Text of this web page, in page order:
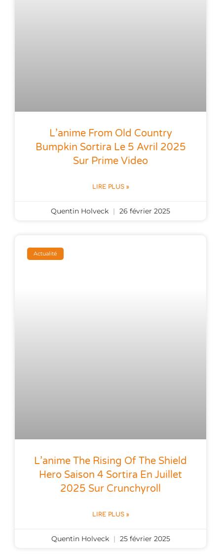
L’anime From Old Country
Bumpkin Sortira Le 5 Avril 2025
Sur Prime Video
LIRE PLUS »
Quentin Holveck 26 février 2025
Actualité
L’anime The Rising Of The Shield
Hero Saison 4 Sortira En Juillet
2025 Sur Crunchyroll
LIRE PLUS »
Quentin Holveck 25 février 2025